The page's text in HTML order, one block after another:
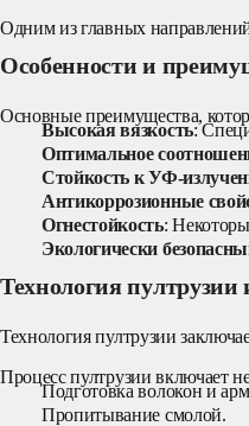
Одним из главных
Особенности и
Основные преимущества,
Высокая вязкость:
Оптимальное
Стойкость к УФ-
Антикоррозионные
Огнестойкость:
Экологически
Технология
Технология пултрузии
Процесс пултрузии включает
Подготовка волокон и
Пропитывание смолой.